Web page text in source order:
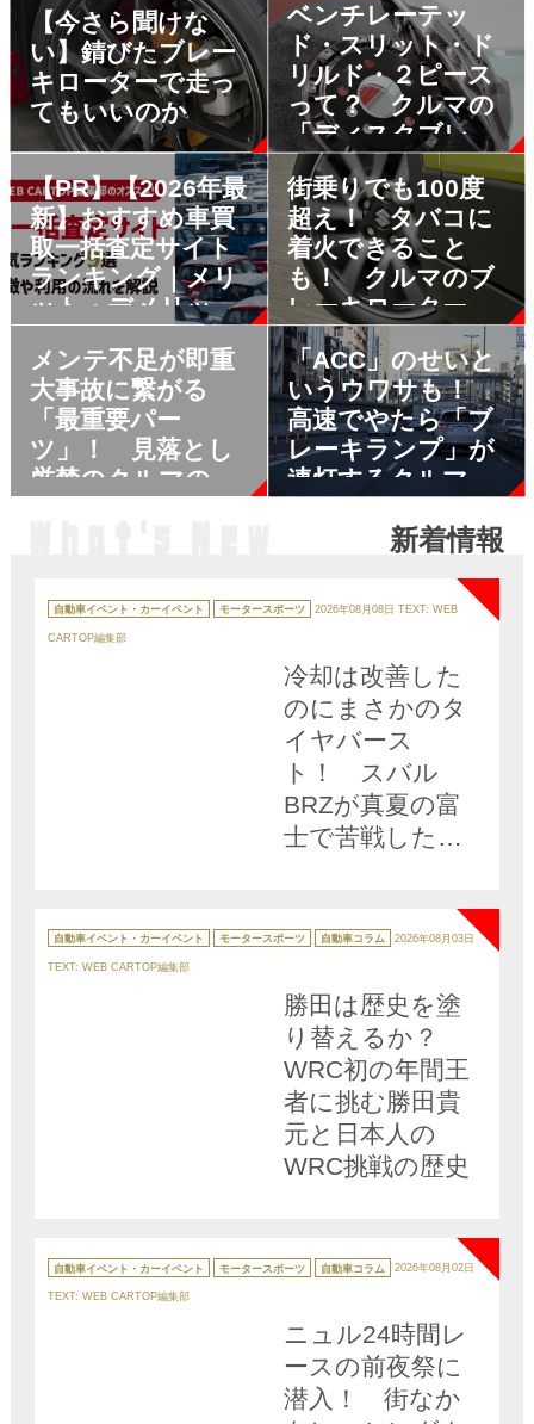
【今さら聞けな
い】錆びたブレー
キローターで走っ
てもいいのか
ベンチレーテッ
ド・スリット・ド
リルド・２ピース
って？ クルマの
「ディスクブレー
キ」をわかりやす
く解説
【PR】【2026年最
新】おすすめ車買
取一括査定サイト
ランキング｜メリ
ット・デメリット
街乗りでも100度
超え！ タバコに
着火できること
も！ クルマのブ
レーキローターの
温度は想像を絶す
るレベルだった
メンテ不足が即重
大事故に繋がる
「最重要パー
ツ」！ 見落とし
厳禁のクルマのブ
「ACC」のせいと
いうウワサも！
高速でやたら「ブ
レーキランプ」が
連灯するクルマを
新着情報
テ
ゴ
ー
自動車イベント・カーイベント モータースポーツ 2026年08月08日 TEXT: WEB
CARTOP編集部
NEW
冷却は改善した
のにまさかのタ
イヤバース
ト！ スバル
BRZが真夏の富
士で苦戦した理
テ
ゴ
ー
自動車イベント・カーイベント モータースポーツ 自動車コラム 2026年08月03日
TEXT: WEB CARTOP編集部
勝田は歴史を塗
り替えるか？
WRC初の年間王
者に挑む勝田貴
元と日本人の
WRC挑戦の歴史
カ
テ
ゴ
ー
自動車イベント・カーイベント モータースポーツ 自動車コラム 2026年08月02日
TEXT: WEB CARTOP編集部
ニュル24時間レ
ースの前夜祭に
潜入！ 街なか